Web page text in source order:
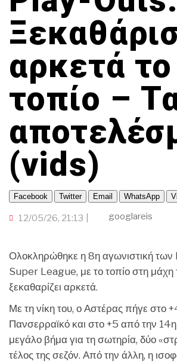
TRAVELLER
INFLUENCER
ΒΡΟΥΜ ΒΡΟΥΜ
ΤΟΠΙΚΗ
ΠΟΡΤΟΚΑΛΙ ΘΕΑ
ΑΛΛΑ ΣΠΟΡ
CINEΜΑΔΕΣ
Ο ΛΑΟΣ ΤΡΑΓΟΥΔΙ ΘΕΛΕΙ
ΜΕΓΑΣ CHEF
αρκετά το
τοπίο –
(vids)
Facebook Twitter Email WhatsApp
12/05/26, 21:13 googlareis
Ολοκληρώθηκε η 8η αγωνιστική των
Super League, με το τοπίο στη μάχη
ξεκαθαρίζει αρκετά.
Με τη νίκη του, ο Αστέρας πήγε στο
Πανσερραϊκό και στο +5 από την
μεγάλο βήμα για τη σωτηρία, δύο
τέλος της σεζόν. Από την άλλη, η